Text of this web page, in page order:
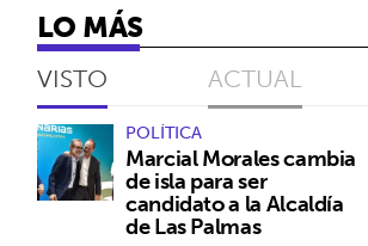
LO MÁS
VISTO ACTUAL
POLÍTICA
Marcial Morales cambia
de isla para ser
candidato a la Alcaldía
de Las Palmas